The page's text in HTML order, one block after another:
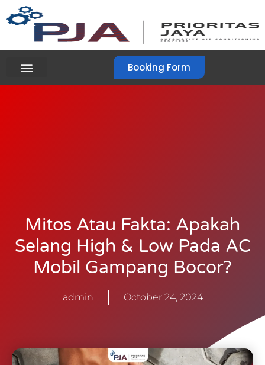
Booking Form
Mitos Atau Fakta: Apakah
Selang High & Low Pada AC
Mobil Gampang Bocor?
admin October 24, 2024